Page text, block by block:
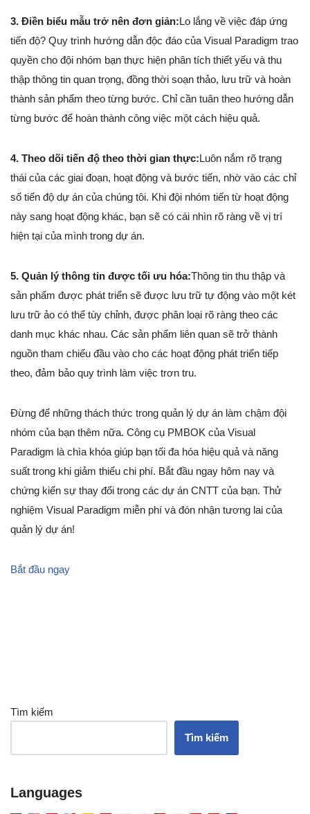
3. Điền biểu mẫu trở nên đơn giản:Lo lắng về việc đáp ứng
tiến độ? Quy trình hướng dẫn độc đáo của Visual Paradigm trao
quyền cho đội nhóm bạn thực hiện phân tích thiết yếu và thu
thập thông tin quan trọng, đồng thời soạn thảo, lưu trữ và hoàn
thành sản phẩm theo từng bước. Chỉ cần tuân theo hướng dẫn
từng bước để hoàn thành công việc một cách hiệu quả.
4. Theo dõi tiến độ theo thời gian thực:Luôn nắm rõ trạng
thái của các giai đoạn, hoạt động và bước tiến, nhờ vào các chỉ
số tiến độ dự án của chúng tôi. Khi đội nhóm tiến từ hoạt động
này sang hoạt động khác, bạn sẽ có cái nhìn rõ ràng về vị trí
hiện tại của mình trong dự án.
5. Quản lý thông tin được tối ưu hóa:Thông tin thu thập và
sản phẩm được phát triển sẽ được lưu trữ tự động vào một két
lưu trữ ảo có thể tùy chỉnh, được phân loại rõ ràng theo các
danh mục khác nhau. Các sản phẩm liên quan sẽ trở thành
nguồn tham chiếu đầu vào cho các hoạt động phát triển tiếp
theo, đảm bảo quy trình làm việc trơn tru.
Đừng để những thách thức trong quản lý dự án làm chậm đội
nhóm của bạn thêm nữa. Công cụ PMBOK của Visual
Paradigm là chìa khóa giúp bạn tối đa hóa hiệu quả và năng
suất trong khi giảm thiểu chi phí. Bắt đầu ngay hôm nay và
chứng kiến sự thay đổi trong các dự án CNTT của bạn. Thử
nghiệm Visual Paradigm miễn phí và đón nhận tương lai của
quản lý dự án!
Bắt đầu ngay
Tìm kiếm
Tìm kiếm
Languages